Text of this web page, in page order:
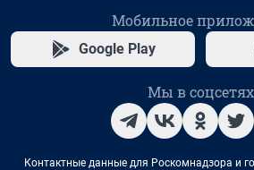
Мобильное
Google Play
Мы в соцсетях
Контактные данные для Роскомнадзора и